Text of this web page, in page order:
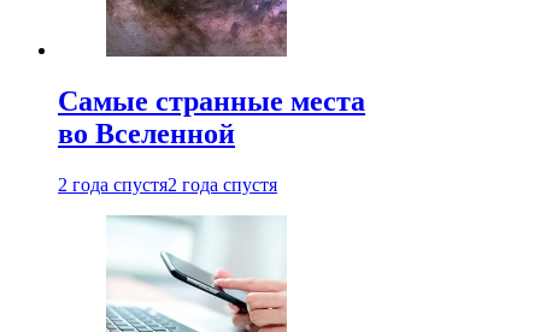
Самые странные места
во Вселенной
2 года спустя2 года спустя